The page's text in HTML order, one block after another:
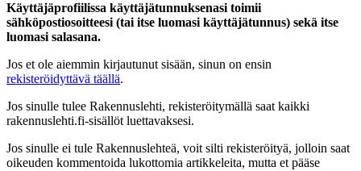
Käyttäjäprofiilissa käyttäjätunnuksenasi toimii
sähköpostiosoitteesi (tai itse luomasi käyttäjätunnus) sekä itse
luomasi salasana.
Jos et ole aiemmin kirjautunut sisään, sinun on ensin
rekisteröidyttävä täällä.
Jos sinulle tulee Rakennuslehti, rekisteröitymällä saat kaikki
rakennuslehti.fi-sisällöt luettavaksesi.
Jos sinulle ei tule Rakennuslehteä, voit silti rekisteröityä, jolloin saat
oikeuden kommentoida lukottomia artikkeleita, mutta et pääse